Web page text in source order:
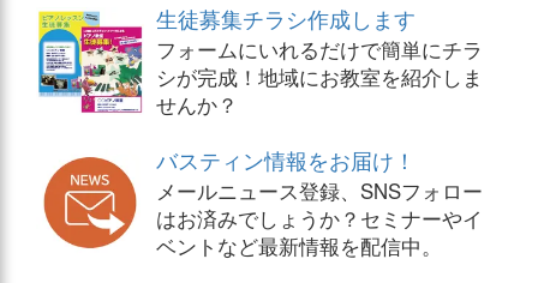
生徒募集チラシ作成します
フォームにいれるだけで簡単にチラ
シが完成！地域にお教室を紹介しま
せんか？
バスティン情報をお届け！
メールニュース登録、SNSフォロー
はお済みでしょうか？セミナーやイ
ベントなど最新情報を配信中。